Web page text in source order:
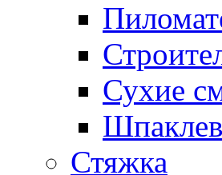
Сухие
Стяжка